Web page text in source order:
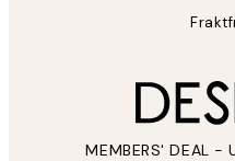
MEMBERS' DEAL -